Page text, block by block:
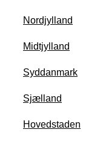
Nordjylland
Midtjylland
Syddanmark
Sjælland
Hovedstaden